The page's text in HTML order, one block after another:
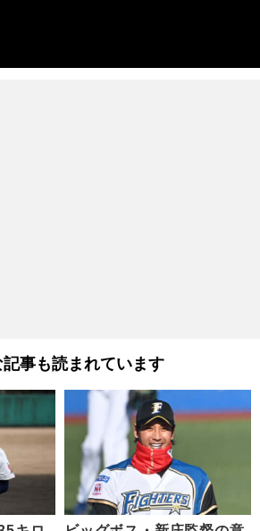
記事も読まれています